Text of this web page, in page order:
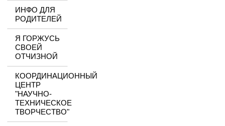
ИНФО ДЛЯ
РОДИТЕЛЕЙ
Я ГОРЖУСЬ
СВОЕЙ
ОТЧИЗНОЙ
КООРДИНАЦИОННЫЙ
ЦЕНТР
"НАУЧНО-
ТЕХНИЧЕСКОЕ
ТВОРЧЕСТВО"